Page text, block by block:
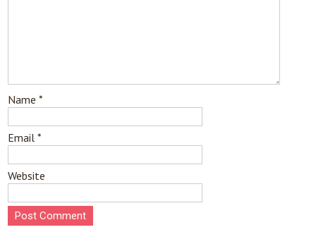
Name*
Email*
Website